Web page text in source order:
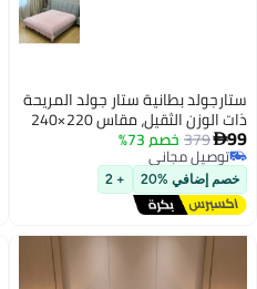
ستارجولد بطانية ستار جولد المريحة
ذات الوزن الثقيل، مقاس 220×240
سم، طبقة واحدة، بطانية شتوية
فائقة النعومة، ملمس صوفي
منقوش، وزن 10 أرطال، SG-BLC604
99
379 خصم 73%
توصيل مجاني
توصيل مجاني
خصم إضافي %20 + 2